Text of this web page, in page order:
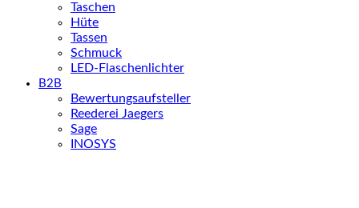
Taschen
Hüte
Tassen
Schmuck
LED-Flaschenlichter
B2B
Bewertungsaufsteller
Reederei Jaegers
Sage
INOSYS